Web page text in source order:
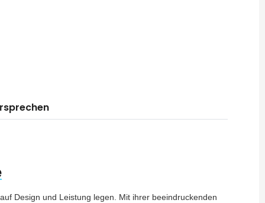
Design und Leistung legen. Mit ihrer beeindruckenden